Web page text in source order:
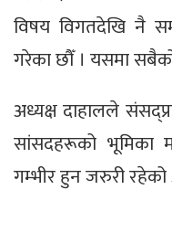
विषय विगतदेखि नै
गरेका छौँ । यसमा
अध्यक्ष दाहालले
सांसदहरूको भूमिका
गम्भीर हुन जरुरी रहेको